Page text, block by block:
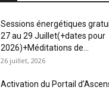
Sessions énergétiques
27 au 29 Juillet(+dates pour
2026)+Méditations de...
26 juillet, 2026
Activation du Portail